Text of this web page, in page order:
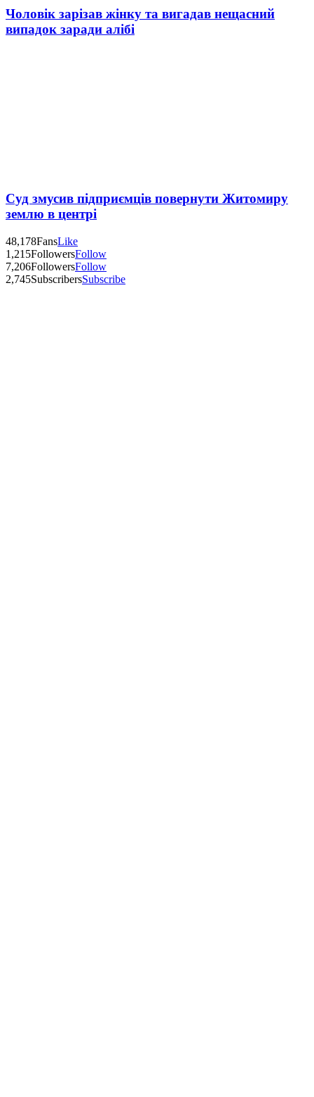
Чоловік зарізав жінку та вигадав нещасний
випадок заради алібі
Суд змусив підприємців повернути Житомиру
землю в центрі
48,178FansLike
1,215FollowersFollow
7,206FollowersFollow
2,745SubscribersSubscribe